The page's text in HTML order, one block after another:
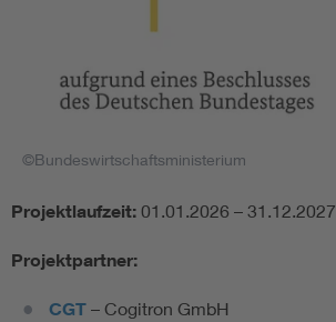
©Bundeswirtschaftsministerium
Projektlaufzeit: 01.01.2026 – 31.12.2027
Projektpartner:
CGT – Cogitron GmbH